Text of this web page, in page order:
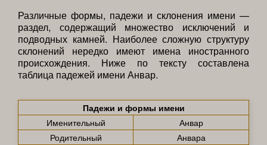
Различные формы, падежи и склонения имени —
раздел, содержащий множество исключений и
подводных камней. Наиболее сложную структуру
склонений нередко имеют имена иностранного
происхождения. Ниже по тексту составлена
таблица падежей имени Анвар.
Падежи и формы имени
Именительный
Анвар
Родительный
Анвара